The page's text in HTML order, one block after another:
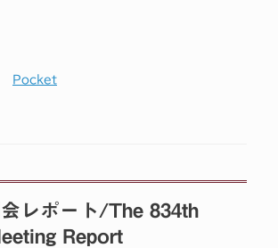
Pocket
レポート/The 834th
Report